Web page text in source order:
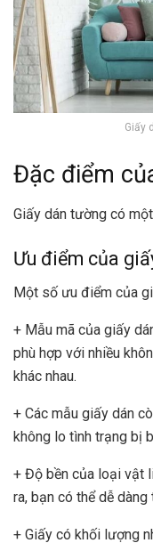
Giấy
Đặc điểm
Giấy dán tường có
Ưu điểm của
Một số ưu điểm của
+ Mẫu mã của giấy
phù hợp với nhiều
khác nhau.
+ Các mẫu giấy dán
không lo tình trạng bị
+ Độ bền của loại vật
ra, bạn có thể dễ
+ Giấy có khối lượng